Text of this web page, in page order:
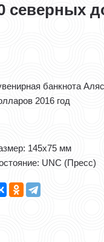
северных
банкнота
2016 год
145x75 мм
UNC (Пресс)